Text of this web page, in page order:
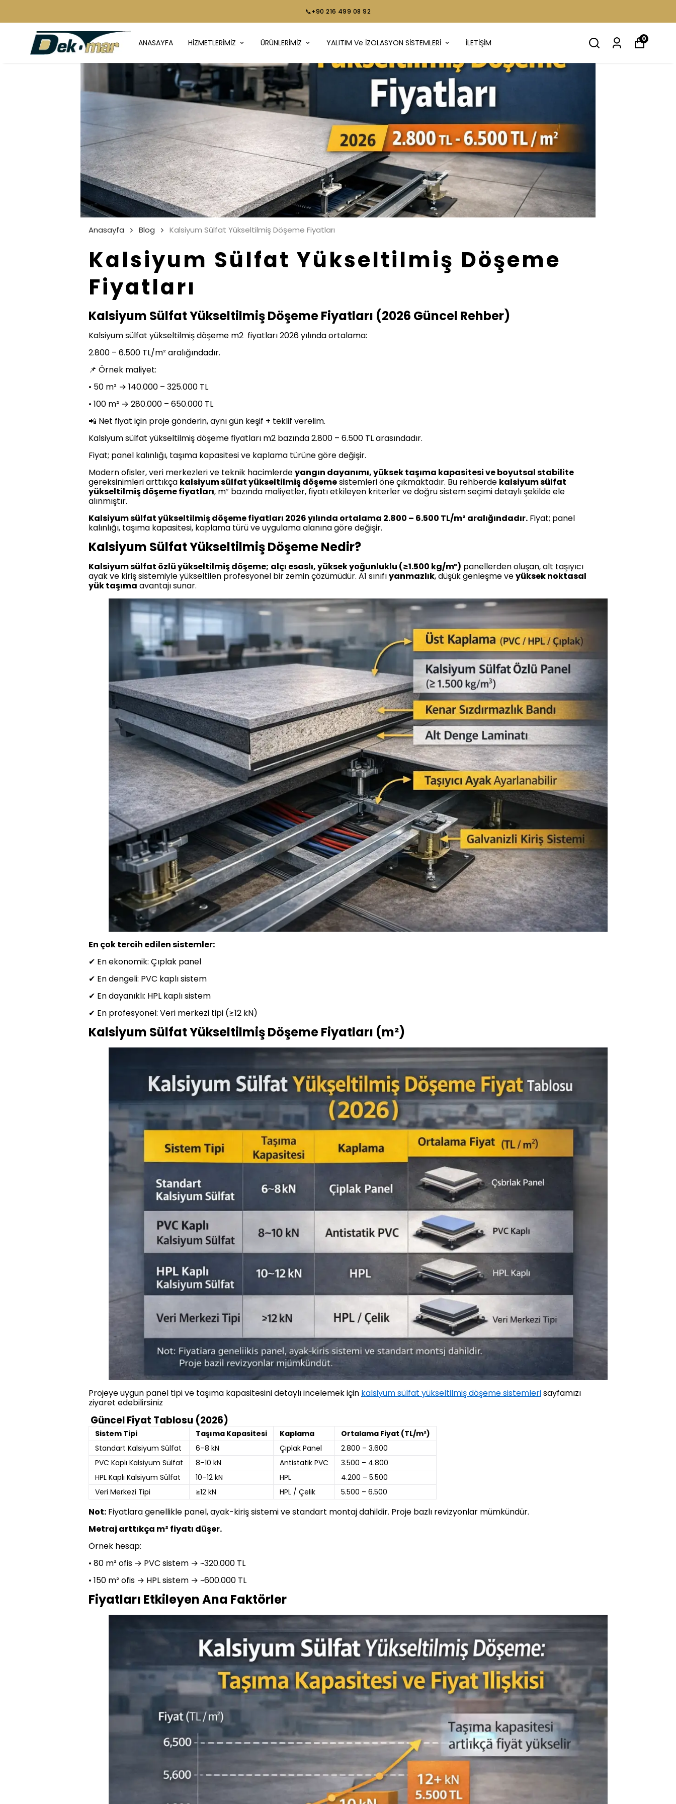
📞+90 216 499 08 92
ANASAYFA HİZMETLERİMİZ ÜRÜNLERİMİZ YALITIM Ve İZOLASYON SİSTEMLERİ İLETİŞİM 0
Anasayfa Blog Kalsiyum Sülfat Yükseltilmiş Döşeme Fiyatları
Kalsiyum Sülfat Yükseltilmiş Döşeme
Fiyatları
Kalsiyum Sülfat Yükseltilmiş Döşeme Fiyatları (2026 Güncel Rehber)
Kalsiyum sülfat yükseltilmiş döşeme m2 fiyatları 2026 yılında ortalama:
2.800 – 6.500 TL/m² aralığındadır.
📌 Örnek maliyet:
• 50 m² → 140.000 – 325.000 TL
• 100 m² → 280.000 – 650.000 TL
📲 Net fiyat için proje gönderin, aynı gün keşif + teklif verelim.
Kalsiyum sülfat yükseltilmiş döşeme fiyatları m2 bazında 2.800 – 6.500 TL arasındadır.
Fiyat; panel kalınlığı, taşıma kapasitesi ve kaplama türüne göre değişir.
Modern ofisler, veri merkezleri ve teknik hacimlerdeyangın dayanımı, yüksek taşıma kapasitesi ve boyutsal stabilite
gereksinimleri arttıkça kalsiyum sülfat yükseltilmiş döşemesistemleri öne çıkmaktadır. Bu rehberde kalsiyum sülfat
yükseltilmiş döşeme fiyatları, m² bazında maliyetler, fiyatı etkileyen kriterler ve doğru sistem seçimi detaylı şekilde ele
alınmıştır.
Kalsiyum sülfat yükseltilmiş döşeme fiyatları 2026 yılında ortalama 2.800 – 6.500 TL/m² aralığındadır. Fiyat; panel
kalınlığı, taşıma kapasitesi, kaplama türü ve uygulama alanına göre değişir.
Kalsiyum Sülfat Yükseltilmiş Döşeme Nedir?
Kalsiyum sülfat özlü yükseltilmiş döşeme; alçı esaslı, yüksek yoğunluklu (≥1.500 kg/m³) panellerden oluşan, alt taşıyıcı
ayak ve kiriş sistemiyle yükseltilen profesyonel bir zemin çözümüdür. A1 sınıfıyanmazlık, düşük genleşme veyüksek noktasal
yük taşıma avantajı sunar.
En çok tercih edilen sistemler:
✔ En ekonomik: Çıplak panel
✔ En dengeli: PVC kaplı sistem
✔ En dayanıklı: HPL kaplı sistem
✔ En profesyonel: Veri merkezi tipi (≥12 kN)
Kalsiyum Sülfat Yükseltilmiş Döşeme Fiyatları (m²)
Projeye uygun panel tipi ve taşıma kapasitesini detaylı incelemek için kalsiyum sülfat yükseltilmiş döşeme sistemlerisayfamızı
ziyaret edebilirsiniz
Güncel Fiyat Tablosu (2026)
Sistem Tipi Taşıma Kapasitesi Kaplama
Ortalama Fiyat (TL/m²)
Standart Kalsiyum Sülfat
6–8 kN Çıplak Panel
2.800 – 3.600
PVC Kaplı Kalsiyum Sülfat
8–10 kN Antistatik PVC
3.500 – 4.800
HPL Kaplı Kalsiyum Sülfat
10–12 kN HPL
4.200 – 5.500
Veri Merkezi Tipi
≥12 kN HPL / Çelik 5.500 – 6.500
Not: Fiyatlara genellikle panel, ayak-kiriş sistemi ve standart montaj dahildir. Proje bazlı revizyonlar mümkündür.
Metraj arttıkça m² fiyatı düşer.
Örnek hesap:
• 80 m² ofis → PVC sistem → ~320.000 TL
• 150 m² ofis → HPL sistem → ~600.000 TL
Fiyatları Etkileyen Ana Faktörler